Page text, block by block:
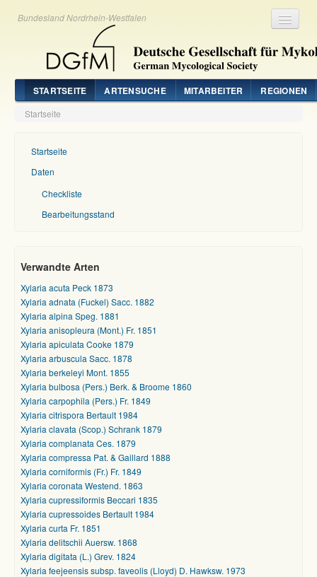
Bundesland Nordrhein-Westfalen
STARTSEITE ARTENSUCHE MITARBEITER REGIONEN
Startseite
Startseite
Daten
Checkliste
Bearbeitungsstand
Verwandte Arten
Xylaria acuta Peck 1873
Xylaria adnata (Fuckel) Sacc. 1882
Xylaria alpina Speg. 1881
Xylaria anisopleura (Mont.) Fr. 1851
Xylaria apiculata Cooke 1879
Xylaria arbuscula Sacc. 1878
Xylaria berkeleyi Mont. 1855
Xylaria bulbosa (Pers.) Berk. & Broome 1860
Xylaria carpophila (Pers.) Fr. 1849
Xylaria citrispora Bertault 1984
Xylaria clavata (Scop.) Schrank 1879
Xylaria complanata Ces. 1879
Xylaria compressa Pat. & Gaillard 1888
Xylaria corniformis (Fr.) Fr. 1849
Xylaria coronata Westend. 1863
Xylaria cupressiformis Beccari 1835
Xylaria cupressoides Bertault 1984
Xylaria curta Fr. 1851
Xylaria delitschii Auersw. 1868
Xylaria digitata (L.) Grev. 1824
Xylaria feejeensis subsp. faveolis (Lloyd) D. Hawksw. 1973